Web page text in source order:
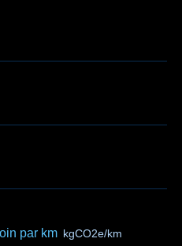
par km kgCO2e/km